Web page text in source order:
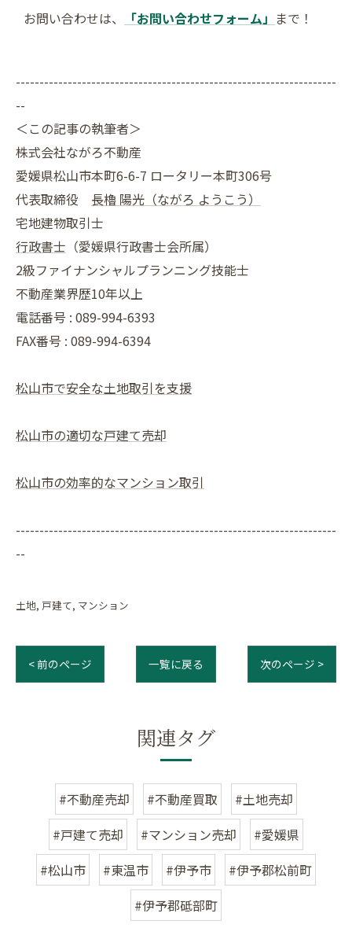
お問い合わせは、 「お問い合わせフォーム」 まで！
--------------------------------------------------------------------
--
＜この記事の執筆者＞
株式会社ながろ不動産
愛媛県松山市本町6-6-7 ロータリー本町306号
代表取締役 長櫓 陽光（ながろ ようこう）
宅地建物取引士
行政書士 （愛媛県行政書士会所属）
2級ファイナンシャルプランニング技能士
不動産業界歴10年以上
電話番号 : 089-994-6393
FAX番号 : 089-994-6394
松山市で安全な土地取引を支援
松山市の適切な戸建て売却
松山市の効率的なマンション取引
--------------------------------------------------------------------
--
土地 戸建て マンション
< 前のページ 一覧に戻る 次のページ >
関連タグ
#不動産売却 #不動産買取
#土地売却
#戸建て売却
#マンション売却
#愛媛県
#松山市
#東温市 #伊予市
#伊予郡松前町
#伊予郡砥部町